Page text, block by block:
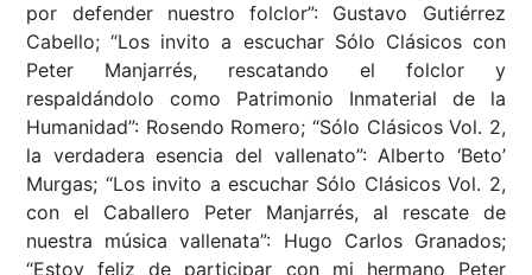
por defender nuestro folclor”: Gustavo Gutiérrez
Cabello; “Los invito a escuchar Sólo Clásicos con
Peter Manjarrés, rescatando el folclor y
respaldándolo como Patrimonio Inmaterial de la
Humanidad”: Rosendo Romero; “Sólo Clásicos Vol. 2,
la verdadera esencia del vallenato”: Alberto ‘Beto’
Murgas; “Los invito a escuchar Sólo Clásicos Vol. 2,
con el Caballero Peter Manjarrés, al rescate de
nuestra música vallenata”: Hugo Carlos Granados;
“Estoy feliz de participar con mi hermano Peter